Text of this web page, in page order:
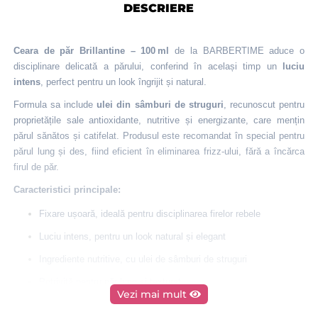
DESCRIERE
Ceara de păr Brillantine – 100 ml
de la BARBERTIME aduce o
disciplinare delicată a părului, conferind în același timp un
luciu
intens, perfect pentru un look îngrijit și natural.
Formula sa include ulei din sâmburi de struguri , recunoscut pentru
proprietățile sale antioxidante, nutritive și energizante, care mențin
părul sănătos și catifelat.
Produsul este recomandat în special pentru
părul lung și des, fiind eficient în eliminarea frizz‑ului, fără a încărca
firul de păr.
Caracteristici principale:
Fixare ușoară, ideală pentru disciplinarea firelor rebele
Luciu intens, pentru un look natural și elegant
Efect antistatic și anti‑frizz
Vezi mai mult